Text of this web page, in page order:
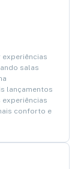
experiências
salas
lançamentos
experiências
conforto e